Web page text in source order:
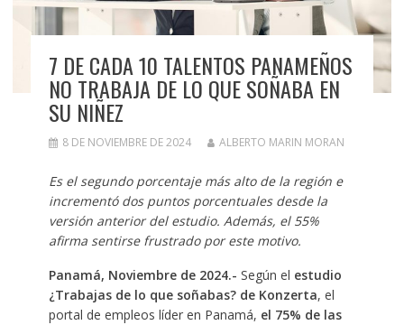
7 DE CADA 10 TALENTOS PANAMEÑOS
NO TRABAJA DE LO QUE SOÑABA EN
SU NIÑEZ
8 DE NOVIEMBRE DE 2024 ALBERTO MARIN MORAN
Es el segundo porcentaje más alto de la región e
incrementó dos puntos porcentuales desde la
versión anterior del estudio. Además, el 55%
afirma sentirse frustrado por este motivo.
Panamá, Noviembre de 2024.- Según el estudio
¿Trabajas de lo que soñabas? de Konzerta, el
portal de empleos líder en Panamá, el 75% de las